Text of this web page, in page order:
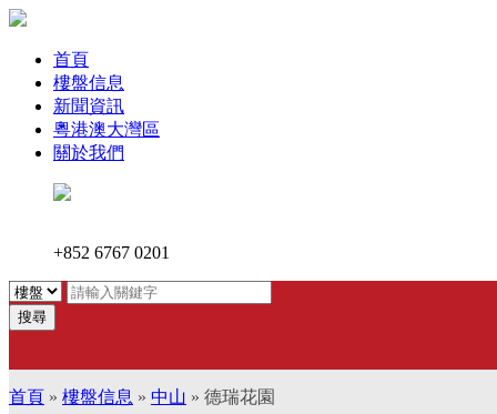
首頁
樓盤信息
新聞資訊
粵港澳大灣區
關於我們
+852 6767 0201
搜尋
首頁 » 樓盤信息 » 中山 » 德瑞花園